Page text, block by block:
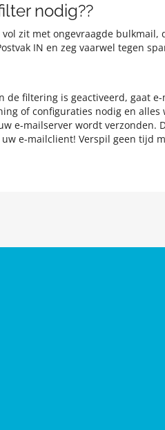
nodig??
zit met ongevraagde
IN en zeg vaarwel tegen
filtering is geactiveerd, gaat
of configuraties nodig en
e-mailserver wordt verzonden.
e-mailclient! Verspil geen tijd